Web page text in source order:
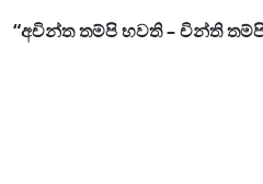
“අචින්ත තම්පි භවති – චින්ති